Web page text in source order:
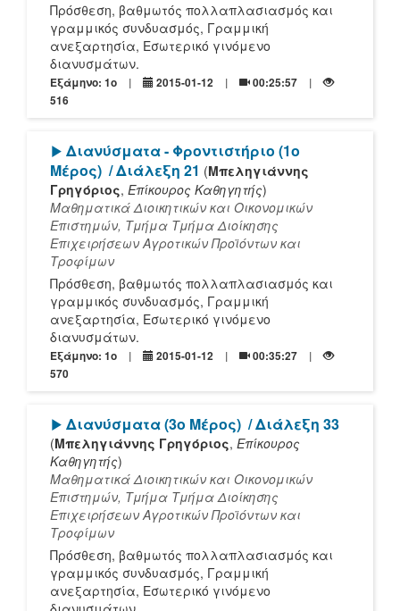
Πρόσθεση, βαθμωτός πολλαπλασιασμός και
γραμμικός συνδυασμός, Γραμμική
ανεξαρτησία, Εσωτερικό γινόμενο
διανυσμάτων.
Εξάμηνο: 1o 2015-01-12
00:25:57
516
[Play]
Διανύσματα - Φροντιστήριο (1ο
Μέρος) / Διάλεξη 21 (Μπεληγιάννης
Γρηγόριος, Επίκουρος Καθηγητής)
Μαθηματικά Διοικητικών και Οικονομικών
Επιστημών, Τμήμα Τμήμα Διοίκησης
Επιχειρήσεων Αγροτικών Προϊόντων και
Τροφίμων
Πρόσθεση, βαθμωτός πολλαπλασιασμός και
γραμμικός συνδυασμός, Γραμμική
ανεξαρτησία, Εσωτερικό γινόμενο
διανυσμάτων.
Εξάμηνο: 1o 2015-01-12
00:35:27
570
[Play]
Διανύσματα (3ο Μέρος) / Διάλεξη 33
(Μπεληγιάννης Γρηγόριος, Επίκουρος
Καθηγητής)
Μαθηματικά Διοικητικών και Οικονομικών
Επιστημών, Τμήμα Τμήμα Διοίκησης
Επιχειρήσεων Αγροτικών Προϊόντων και
Τροφίμων
Πρόσθεση, βαθμωτός πολλαπλασιασμός και
γραμμικός συνδυασμός, Γραμμική
ανεξαρτησία, Εσωτερικό γινόμενο